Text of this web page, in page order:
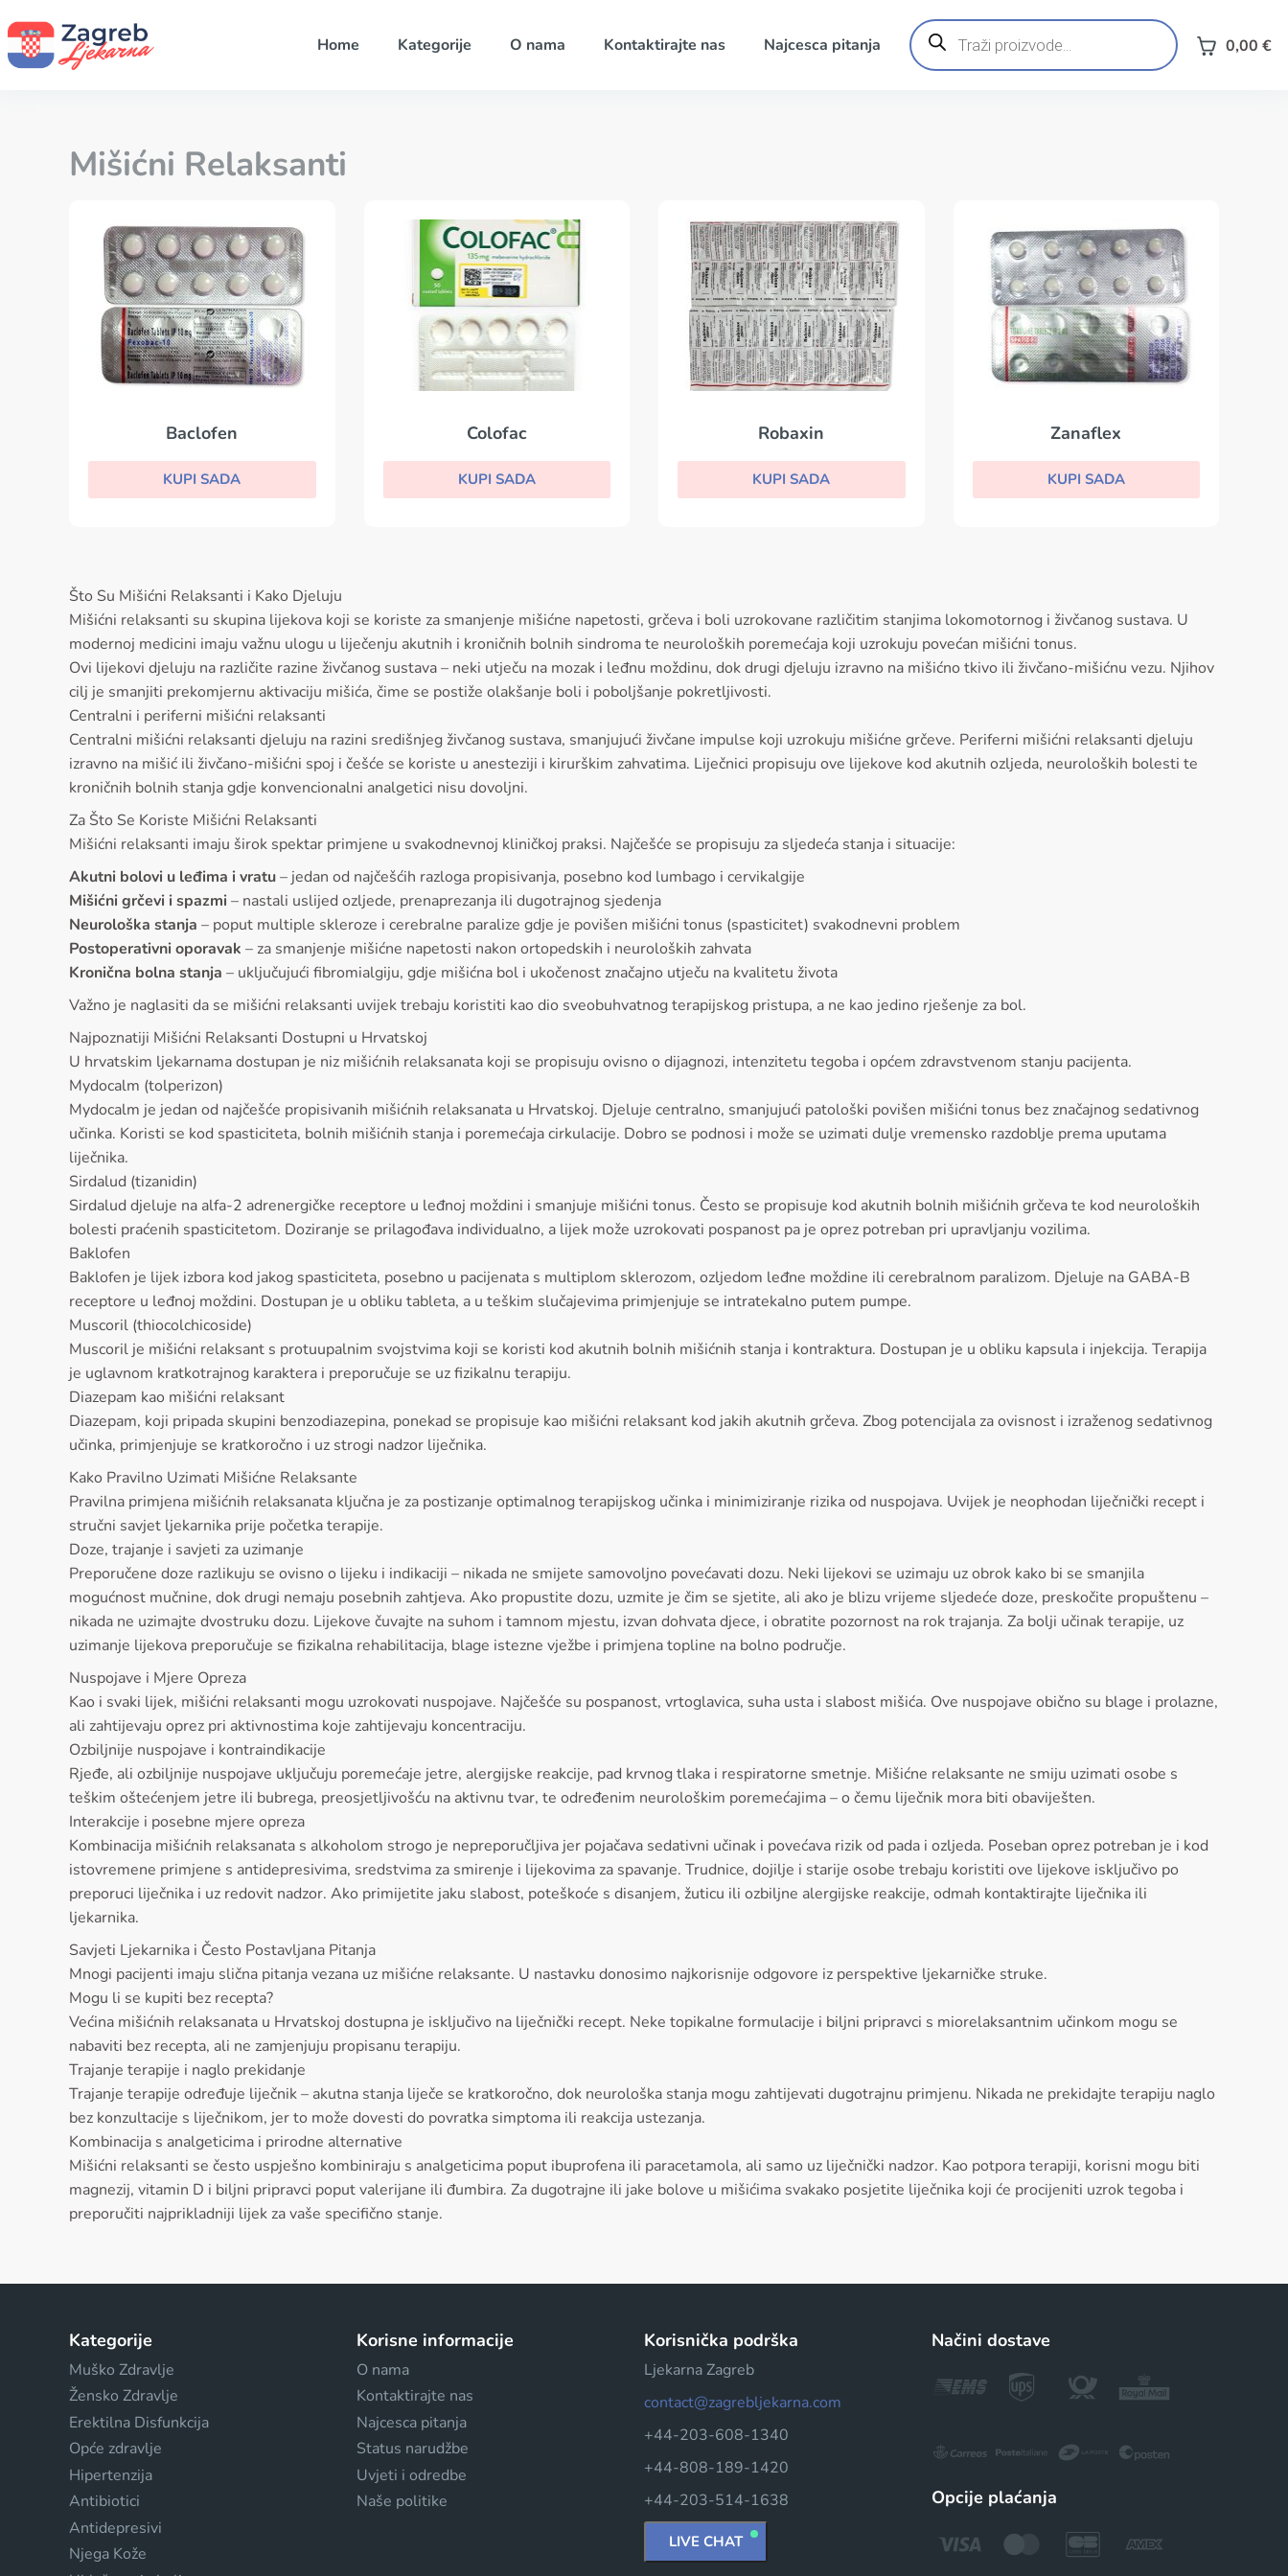
Home Kategorije O nama Kontaktirajte nas Najcesca pitanja
Products
search 0,00 €
Mišićni Relaksanti
Baclofen
KUPI SADA
Colofac
KUPI SADA
Robaxin
KUPI SADA
Zanaflex
KUPI SADA
Što Su Mišićni Relaksanti i Kako Djeluju
Mišićni relaksanti su skupina lijekova koji se koriste za smanjenje mišićne napetosti, grčeva i boli uzrokovane različitim stanjima lokomotornog i živčanog sustava. U
modernoj medicini imaju važnu ulogu u liječenju akutnih i kroničnih bolnih sindroma te neuroloških poremećaja koji uzrokuju povećan mišićni tonus.
Ovi lijekovi djeluju na različite razine živčanog sustava – neki utječu na mozak i leđnu moždinu, dok drugi djeluju izravno na mišićno tkivo ili živčano-mišićnu vezu. Njihov
cilj je smanjiti prekomjernu aktivaciju mišića, čime se postiže olakšanje boli i poboljšanje pokretljivosti.
Centralni i periferni mišićni relaksanti
Centralni mišićni relaksanti djeluju na razini središnjeg živčanog sustava, smanjujući živčane impulse koji uzrokuju mišićne grčeve. Periferni mišićni relaksanti djeluju
izravno na mišić ili živčano-mišićni spoj i češće se koriste u anesteziji i kirurškim zahvatima. Liječnici propisuju ove lijekove kod akutnih ozljeda, neuroloških bolesti te
kroničnih bolnih stanja gdje konvencionalni analgetici nisu dovoljni.
Za Što Se Koriste Mišićni Relaksanti
Mišićni relaksanti imaju širok spektar primjene u svakodnevnoj kliničkoj praksi. Najčešće se propisuju za sljedeća stanja i situacije:
Akutni bolovi u leđima i vratu– jedan od najčešćih razloga propisivanja, posebno kod lumbago i cervikalgije
Mišićni grčevi i spazmi– nastali uslijed ozljede, prenaprezanja ili dugotrajnog sjedenja
Neurološka stanja – poput multiple skleroze i cerebralne paralize gdje je povišen mišićni tonus (spasticitet) svakodnevni problem
Postoperativni oporavak – za smanjenje mišićne napetosti nakon ortopedskih i neuroloških zahvata
Kronična bolna stanja – uključujući fibromialgiju, gdje mišićna bol i ukočenost značajno utječu na kvalitetu života
Važno je naglasiti da se mišićni relaksanti uvijek trebaju koristiti kao dio sveobuhvatnog terapijskog pristupa, a ne kao jedino rješenje za bol.
Najpoznatiji Mišićni Relaksanti Dostupni u Hrvatskoj
U hrvatskim ljekarnama dostupan je niz mišićnih relaksanata koji se propisuju ovisno o dijagnozi, intenzitetu tegoba i općem zdravstvenom stanju pacijenta.
Mydocalm (tolperizon)
Mydocalm je jedan od najčešće propisivanih mišićnih relaksanata u Hrvatskoj. Djeluje centralno, smanjujući patološki povišen mišićni tonus bez značajnog sedativnog
učinka. Koristi se kod spasticiteta, bolnih mišićnih stanja i poremećaja cirkulacije. Dobro se podnosi i može se uzimati dulje vremensko razdoblje prema uputama
liječnika.
Sirdalud (tizanidin)
Sirdalud djeluje na alfa-2 adrenergičke receptore u leđnoj moždini i smanjuje mišićni tonus. Često se propisuje kod akutnih bolnih mišićnih grčeva te kod neuroloških
bolesti praćenih spasticitetom. Doziranje se prilagođava individualno, a lijek može uzrokovati pospanost pa je oprez potreban pri upravljanju vozilima.
Baklofen
Baklofen je lijek izbora kod jakog spasticiteta, posebno u pacijenata s multiplom sklerozom, ozljedom leđne moždine ili cerebralnom paralizom. Djeluje na GABA-B
receptore u leđnoj moždini. Dostupan je u obliku tableta, a u teškim slučajevima primjenjuje se intratekalno putem pumpe.
Muscoril (thiocolchicoside)
Muscoril je mišićni relaksant s protuupalnim svojstvima koji se koristi kod akutnih bolnih mišićnih stanja i kontraktura. Dostupan je u obliku kapsula i injekcija. Terapija
je uglavnom kratkotrajnog karaktera i preporučuje se uz fizikalnu terapiju.
Diazepam kao mišićni relaksant
Diazepam, koji pripada skupini benzodiazepina, ponekad se propisuje kao mišićni relaksant kod jakih akutnih grčeva. Zbog potencijala za ovisnost i izraženog sedativnog
učinka, primjenjuje se kratkoročno i uz strogi nadzor liječnika.
Kako Pravilno Uzimati Mišićne Relaksante
Pravilna primjena mišićnih relaksanata ključna je za postizanje optimalnog terapijskog učinka i minimiziranje rizika od nuspojava. Uvijek je neophodan liječnički recept i
stručni savjet ljekarnika prije početka terapije.
Doze, trajanje i savjeti za uzimanje
Preporučene doze razlikuju se ovisno o lijeku i indikaciji – nikada ne smijete samovoljno povećavati dozu. Neki lijekovi se uzimaju uz obrok kako bi se smanjila
mogućnost mučnine, dok drugi nemaju posebnih zahtjeva. Ako propustite dozu, uzmite je čim se sjetite, ali ako je blizu vrijeme sljedeće doze, preskočite propuštenu –
nikada ne uzimajte dvostruku dozu. Lijekove čuvajte na suhom i tamnom mjestu, izvan dohvata djece, i obratite pozornost na rok trajanja. Za bolji učinak terapije, uz
uzimanje lijekova preporučuje se fizikalna rehabilitacija, blage istezne vježbe i primjena topline na bolno područje.
Nuspojave i Mjere Opreza
Kao i svaki lijek, mišićni relaksanti mogu uzrokovati nuspojave. Najčešće su pospanost, vrtoglavica, suha usta i slabost mišića. Ove nuspojave obično su blage i prolazne,
ali zahtijevaju oprez pri aktivnostima koje zahtijevaju koncentraciju.
Ozbiljnije nuspojave i kontraindikacije
Rjeđe, ali ozbiljnije nuspojave uključuju poremećaje jetre, alergijske reakcije, pad krvnog tlaka i respiratorne smetnje. Mišićne relaksante ne smiju uzimati osobe s
teškim oštećenjem jetre ili bubrega, preosjetljivošću na aktivnu tvar, te određenim neurološkim poremećajima – o čemu liječnik mora biti obaviješten.
Interakcije i posebne mjere opreza
Kombinacija mišićnih relaksanata s alkoholom strogo je nepreporučljiva jer pojačava sedativni učinak i povećava rizik od pada i ozljeda. Poseban oprez potreban je i kod
istovremene primjene s antidepresivima, sredstvima za smirenje i lijekovima za spavanje. Trudnice, dojilje i starije osobe trebaju koristiti ove lijekove isključivo po
preporuci liječnika i uz redovit nadzor. Ako primijetite jaku slabost, poteškoće s disanjem, žuticu ili ozbiljne alergijske reakcije, odmah kontaktirajte liječnika ili
ljekarnika.
Savjeti Ljekarnika i Često Postavljana Pitanja
Mnogi pacijenti imaju slična pitanja vezana uz mišićne relaksante. U nastavku donosimo najkorisnije odgovore iz perspektive ljekarničke struke.
Mogu li se kupiti bez recepta?
Većina mišićnih relaksanata u Hrvatskoj dostupna je isključivo na liječnički recept. Neke topikalne formulacije i biljni pripravci s miorelaksantnim učinkom mogu se
nabaviti bez recepta, ali ne zamjenjuju propisanu terapiju.
Trajanje terapije i naglo prekidanje
Trajanje terapije određuje liječnik – akutna stanja liječe se kratkoročno, dok neurološka stanja mogu zahtijevati dugotrajnu primjenu. Nikada ne prekidajte terapiju naglo
bez konzultacije s liječnikom, jer to može dovesti do povratka simptoma ili reakcija ustezanja.
Kombinacija s analgeticima i prirodne alternative
Mišićni relaksanti se često uspješno kombiniraju s analgeticima poput ibuprofena ili paracetamola, ali samo uz liječnički nadzor. Kao potpora terapiji, korisni mogu biti
magnezij, vitamin D i biljni pripravci poput valerijane ili đumbira. Za dugotrajne ili jake bolove u mišićima svakako posjetite liječnika koji će procijeniti uzrok tegoba i
preporučiti najprikladniji lijek za vaše specifično stanje.
Kategorije
Muško Zdravlje
Žensko Zdravlje
Erektilna Disfunkcija
Opće zdravlje
Hipertenzija
Antibiotici
Antidepresivi
Njega Kože
Korisne informacije
O nama
Kontaktirajte nas
Najcesca pitanja
Status narudžbe
Uvjeti i odredbe
Naše politike
Korisnička podrška
Ljekarna Zagreb
contact@zagrebljekarna.com
+44-203-608-1340
+44-808-189-1420
+44-203-514-1638
LIVE CHAT
Načini dostave
Opcije plaćanja